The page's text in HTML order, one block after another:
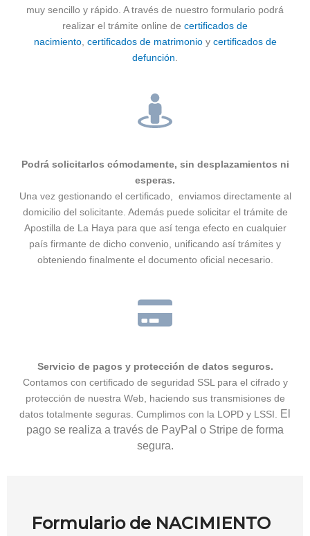
muy sencillo y rápido. A través de nuestro formulario podrá
realizar el trámite online de certificados de
nacimiento, certificados de matrimonioy certificados de
defunción
Podrá solicitarlos cómodamente, sin desplazamientos ni
esperas.
Una vez gestionando el certificado, enviamos directamente al
domicilio del solicitante. Además puede solicitar el trámite de
Apostilla de La Haya para que así tenga efecto en cualquier
país firmante de dicho convenio, unificando así trámites y
obteniendo finalmente el documento oficial necesario.
Servicio de pagos y protección de datos seguros.
Contamos con certificado de seguridad SSL para el cifrado y
protección de nuestra Web, haciendo sus transmisiones de
datos totalmente seguras. Cumplimos con la LOPD y LSSI.
El
pago se realiza a través de PayPal o Stripe de forma
segura.
Formulario de NACIMIENTO